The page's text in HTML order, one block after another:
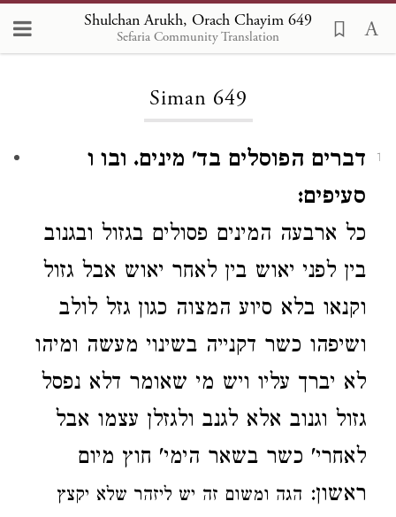
Shulchan Arukh, Orach Chayim 649
Sefaria Community Translation
Loading...
Siman 649
1
דברים הפוסלים בד' מינים. ובו ו
סעיפים:
כל ארבעה המינים פסולים בגזול ובגנוב
בין לפני יאוש בין לאחר יאוש אבל גזול
וקנאו בלא סיוע המצוה כגון גזל לולב
ושיפהו כשר דקנייה בשינוי מעשה ומיהו
לא יברך עליו ויש מי שאומר דלא נפסל
גזול וגנוב אלא לגנב ולגזלן עצמו אבל
לאחרי' כשר בשאר הימי' חוץ מיום
ראשון: הגה ומשום זה יש ליזהר שלא יקצץ